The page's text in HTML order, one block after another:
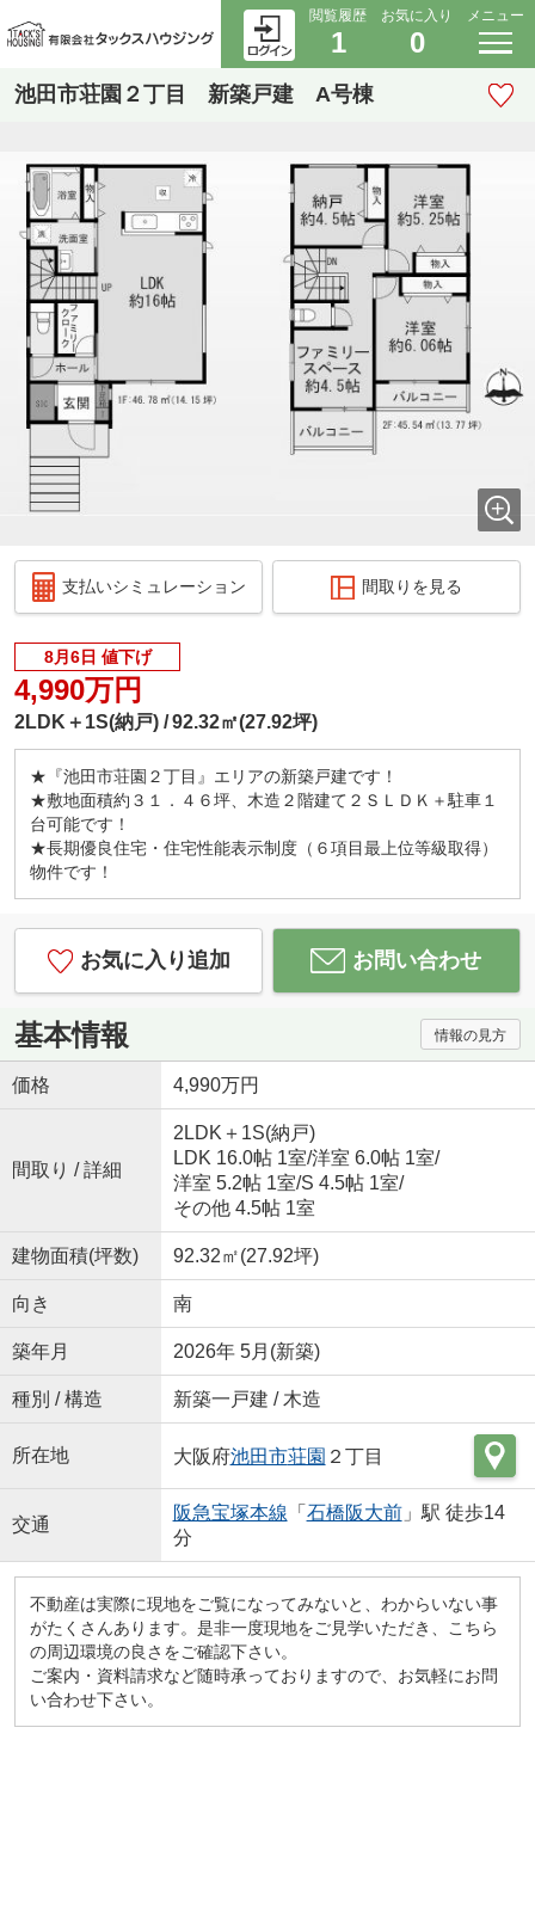
閲覧履歴
1
お気に入り
0
メニュー
池田市荘園２丁目 新築戸建 A号棟
支払いシミュレーション 間取りを見る
8月6日 値下げ
4,990万円
2LDK＋1S(納戸) 92.32㎡(27.92坪)
★『池田市荘園２丁目』エリアの新築戸建です！
★敷地面積約３１．４６坪、木造２階建て２ＳＬＤＫ＋駐車１
台可能です！
★長期優良住宅・住宅性能表示制度（６項目最上位等級取得）
物件です！
お気に入り追加 お問い合わせ
基本情報 情報の見方
価格 4,990万円
間取り / 詳細
2LDK＋1S(納戸)
LDK 16.0帖 1室/洋室 6.0帖 1室/
洋室 5.2帖 1室/S 4.5帖 1室/
その他 4.5帖 1室
建物面積(坪数) 92.32㎡(27.92坪)
向き 南
築年月 2026年 5月(新築)
種別 / 構造 新築一戸建 / 木造
所在地 大阪府池田市荘園 ２丁目
交通
阪急宝塚本線 「 石橋阪大前」駅 徒歩14
分
不動産は実際に現地をご覧になってみないと、わからいない事
がたくさんあります。是非一度現地をご見学いただき、こちら
の周辺環境の良さをご確認下さい。
ご案内・資料請求など随時承っておりますので、お気軽にお問
い合わせ下さい。